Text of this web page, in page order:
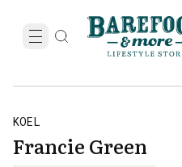
KOEL
Francie Green